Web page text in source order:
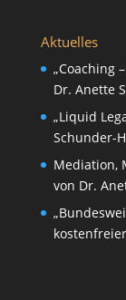
Aktuelles
„Coaching
Dr. Anette
„Liquid
Schunder-
Mediation,
von Dr.